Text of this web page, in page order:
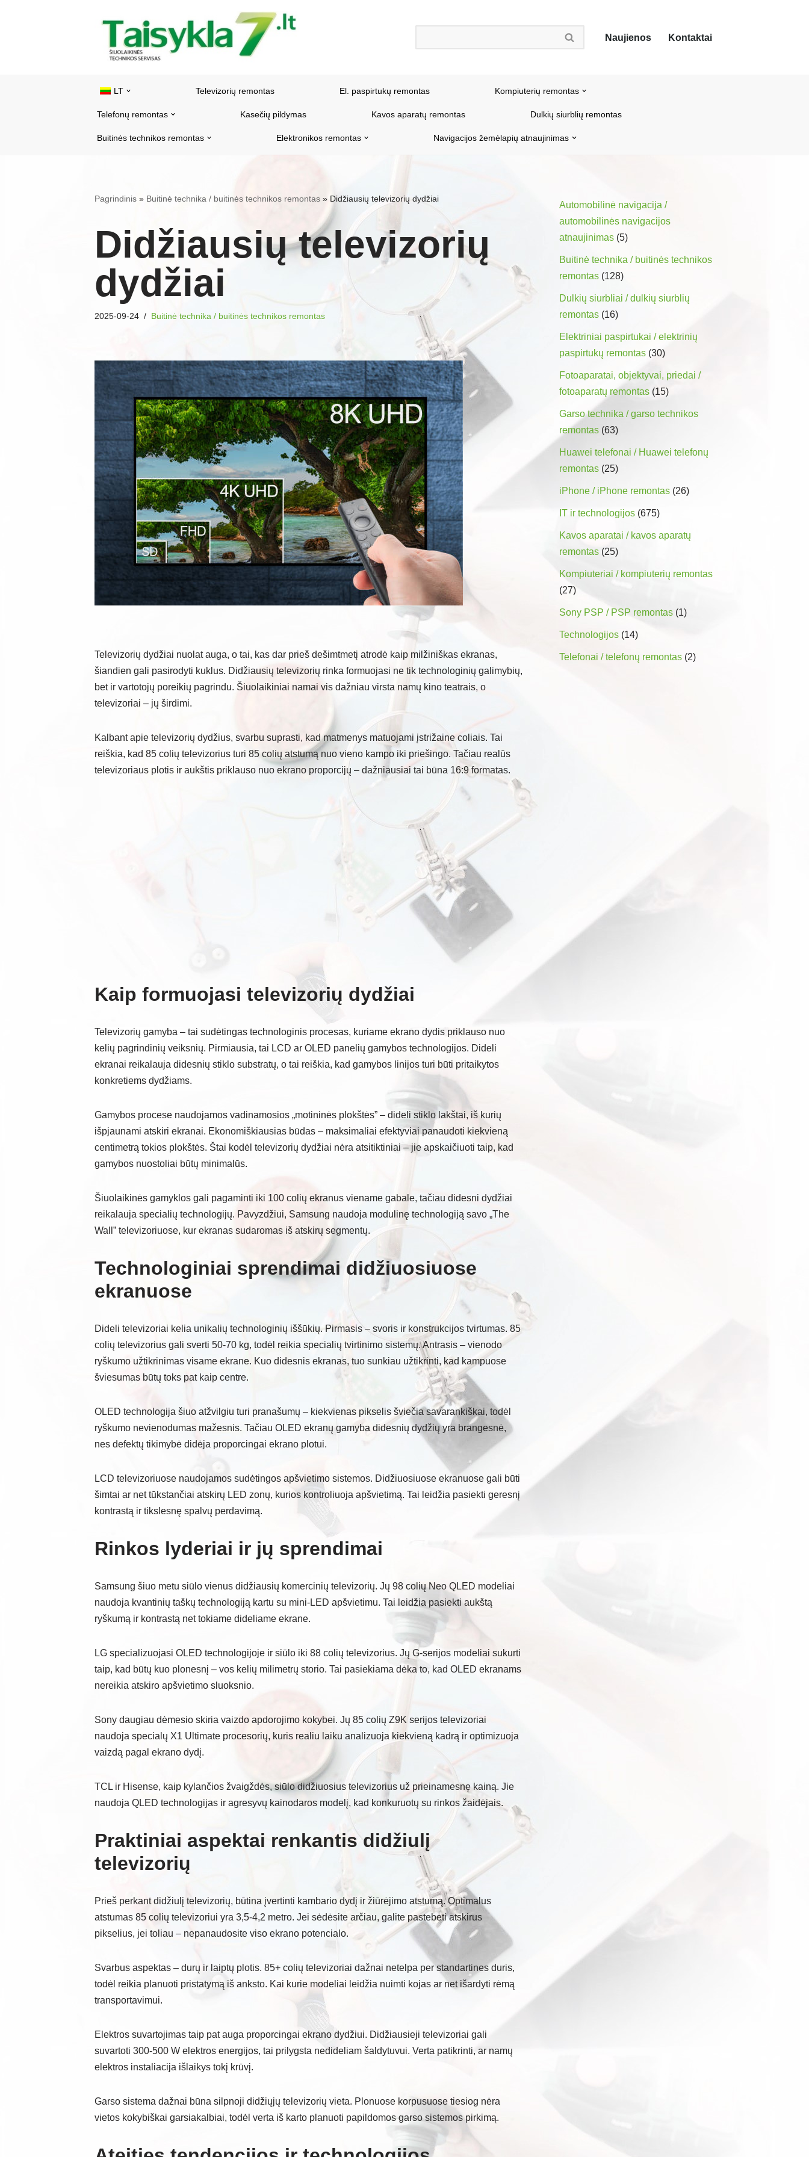
Naujienos Kontaktai
LT Televizorių remontas El. paspirtukų remontas Kompiuterių remontas
Telefonų remontas Kasečių pildymas Kavos aparatų remontas Dulkių siurblių remontas
Buitinės technikos remontas Elektronikos remontas Navigacijos žemėlapių atnaujinimas
Pagrindinis » Buitinė technika / buitinės technikos remontas » Didžiausių televizorių dydžiai
Didžiausių televizorių
dydžiai
2025-09-24 Buitinė technika / buitinės technikos remontas
Televizorių dydžiai nuolat auga, o tai, kas dar prieš dešimtmetį atrodė kaip milžiniškas ekranas,
šiandien gali pasirodyti kuklus. Didžiausių televizorių rinka formuojasi ne tik technologinių galimybių,
bet ir vartotojų poreikių pagrindu. Šiuolaikiniai namai vis dažniau virsta namų kino teatrais, o
televizoriai – jų širdimi.
Kalbant apie televizorių dydžius, svarbu suprasti, kad matmenys matuojami įstrižaine coliais. Tai
reiškia, kad 85 colių televizorius turi 85 colių atstumą nuo vieno kampo iki priešingo. Tačiau realūs
televizoriaus plotis ir aukštis priklauso nuo ekrano proporcijų – dažniausiai tai būna 16:9 formatas.
Kaip formuojasi televizorių dydžiai
Televizorių gamyba – tai sudėtingas technologinis procesas, kuriame ekrano dydis priklauso nuo
kelių pagrindinių veiksnių. Pirmiausia, tai LCD ar OLED panelių gamybos technologijos. Dideli
ekranai reikalauja didesnių stiklo substratų, o tai reiškia, kad gamybos linijos turi būti pritaikytos
konkretiems dydžiams.
Gamybos procese naudojamos vadinamosios „motininės plokštės” – dideli stiklo lakštai, iš kurių
išpjaunami atskiri ekranai. Ekonomiškiausias būdas – maksimaliai efektyviai panaudoti kiekvieną
centimetrą tokios plokštės. Štai kodėl televizorių dydžiai nėra atsitiktiniai – jie apskaičiuoti taip, kad
gamybos nuostoliai būtų minimalūs.
Šiuolaikinės gamyklos gali pagaminti iki 100 colių ekranus viename gabale, tačiau didesni dydžiai
reikalauja specialių technologijų. Pavyzdžiui, Samsung naudoja modulinę technologiją savo „The
Wall” televizoriuose, kur ekranas sudaromas iš atskirų segmentų.
Technologiniai sprendimai didžiuosiuose
ekranuose
Dideli televizoriai kelia unikalių technologinių iššūkių. Pirmasis – svoris ir konstrukcijos tvirtumas. 85
colių televizorius gali sverti 50-70 kg, todėl reikia specialių tvirtinimo sistemų. Antrasis – vienodo
ryškumo užtikrinimas visame ekrane. Kuo didesnis ekranas, tuo sunkiau užtikrinti, kad kampuose
šviesumas būtų toks pat kaip centre.
OLED technologija šiuo atžvilgiu turi pranašumų – kiekvienas pikselis šviečia savarankiškai, todėl
ryškumo nevienodumas mažesnis. Tačiau OLED ekranų gamyba didesnių dydžių yra brangesnė,
nes defektų tikimybė didėja proporcingai ekrano plotui.
LCD televizoriuose naudojamos sudėtingos apšvietimo sistemos. Didžiuosiuose ekranuose gali būti
šimtai ar net tūkstančiai atskirų LED zonų, kurios kontroliuoja apšvietimą. Tai leidžia pasiekti geresnį
kontrastą ir tikslesnę spalvų perdavimą.
Rinkos lyderiai ir jų sprendimai
Samsung šiuo metu siūlo vienus didžiausių komercinių televizorių. Jų 98 colių Neo QLED modeliai
naudoja kvantinių taškų technologiją kartu su mini-LED apšvietimu. Tai leidžia pasiekti aukštą
ryškumą ir kontrastą net tokiame dideliame ekrane.
LG specializuojasi OLED technologijoje ir siūlo iki 88 colių televizorius. Jų G-serijos modeliai sukurti
taip, kad būtų kuo plonesnį – vos kelių milimetrų storio. Tai pasiekiama dėka to, kad OLED ekranams
nereikia atskiro apšvietimo sluoksnio.
Sony daugiau dėmesio skiria vaizdo apdorojimo kokybei. Jų 85 colių Z9K serijos televizoriai
naudoja specialų X1 Ultimate procesorių, kuris realiu laiku analizuoja kiekvieną kadrą ir optimizuoja
vaizdą pagal ekrano dydį.
TCL ir Hisense, kaip kylančios žvaigždės, siūlo didžiuosius televizorius už prieinamesnę kainą. Jie
naudoja QLED technologijas ir agresyvų kainodaros modelį, kad konkuruotų su rinkos žaidėjais.
Praktiniai aspektai renkantis didžiulį
televizorių
Prieš perkant didžiulį televizorių, būtina įvertinti kambario dydį ir žiūrėjimo atstumą. Optimalus
atstumas 85 colių televizoriui yra 3,5-4,2 metro. Jei sėdėsite arčiau, galite pastebėti atskirus
pikselius, jei toliau – nepanaudosite viso ekrano potencialo.
Svarbus aspektas – durų ir laiptų plotis. 85+ colių televizoriai dažnai netelpa per standartines duris,
todėl reikia planuoti pristatymą iš anksto. Kai kurie modeliai leidžia nuimti kojas ar net išardyti rėmą
transportavimui.
Elektros suvartojimas taip pat auga proporcingai ekrano dydžiui. Didžiausieji televizoriai gali
suvartoti 300-500 W elektros energijos, tai prilygsta nedideliam šaldytuvui. Verta patikrinti, ar namų
elektros instaliacija išlaikys tokį krūvį.
Garso sistema dažnai būna silpnoji didžiųjų televizorių vieta. Plonuose korpusuose tiesiog nėra
vietos kokybiškai garsiakalbiai, todėl verta iš karto planuoti papildomos garso sistemos pirkimą.
Automobilinė navigacija /
automobilinės navigacijos
atnaujinimas (5)
Buitinė technika / buitinės technikos
remontas (128)
Dulkių siurbliai / dulkių siurblių
remontas (16)
Elektriniai paspirtukai / elektrinių
paspirtukų remontas (30)
Fotoaparatai, objektyvai, priedai /
fotoaparatų remontas (15)
Garso technika / garso technikos
remontas (63)
Huawei telefonai / Huawei telefonų
remontas (25)
iPhone / iPhone remontas (26)
IT ir technologijos (675)
Kavos aparatai / kavos aparatų
remontas (25)
Kompiuteriai / kompiuterių remontas
(27)
Sony PSP / PSP remontas (1)
Technologijos (14)
Telefonai / telefonų remontas (2)